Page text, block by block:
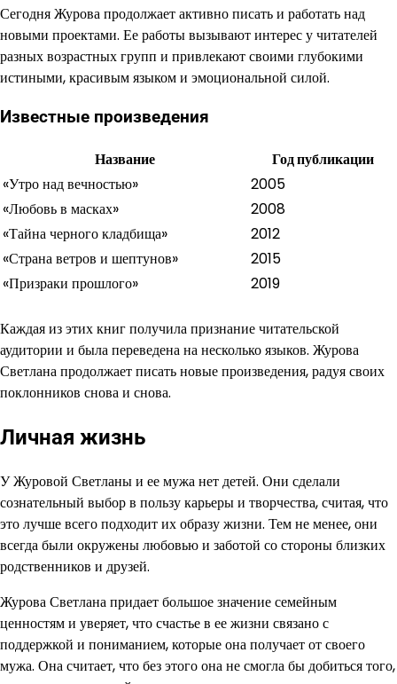
Сегодня Журова продолжает активно писать и работать над
новыми проектами. Ее работы вызывают интерес у читателей
разных возрастных групп и привлекают своими глубокими
истиными, красивым языком и эмоциональной силой.
Известные произведения
Название
Год публикации
«Утро над вечностью»
2005
«Любовь в масках»
2008
«Тайна черного кладбища»
2012
«Страна ветров и шептунов»
2015
«Призраки прошлого»
2019
Каждая из этих книг получила признание читательской
аудитории и была переведена на несколько языков. Журова
Светлана продолжает писать новые произведения, радуя своих
поклонников снова и снова.
Личная жизнь
У Журовой Светланы и ее мужа нет детей. Они сделали
сознательный выбор в пользу карьеры и творчества, считая, что
это лучше всего подходит их образу жизни. Тем не менее, они
всегда были окружены любовью и заботой со стороны близких
родственников и друзей.
Журова Светлана придает большое значение семейным
ценностям и уверяет, что счастье в ее жизни связано с
поддержкой и пониманием, которые она получает от своего
мужа. Она считает, что без этого она не смогла бы добиться того,